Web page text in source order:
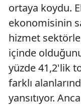
ortaya koydu.
ekonomisinin
hizmet
içinde
yüzde 41,2'lik
farklı
yansıtıyor.